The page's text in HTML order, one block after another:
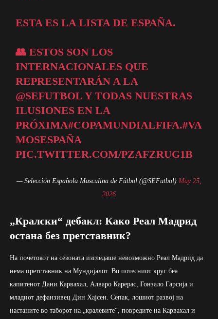
ESTA ES LA LISTA DE ESPAÑA.
👥 ESTOS SON LOS
INTERNACIONALES QUE
REPRESENTARÁN A LA
@SEFUTBOL Y TODAS NUESTRAS
ILUSIONES EN LA
PRÓXIMA#COPAMUNDIALFIFA.#VA
MOSESPAÑA
PIC.TWITTER.COM/PZAFZRUG1B
— Selección Española Masculina de Fútbol (@SEFutbol) May 25,
2026
„Кралски“ дебакл: Како Реал Мадрид
остана без претставник?
На почетокот на сезоната изгледаше невозможно Реал Мадрид да
нема претставник на Мундијалот. Во потесниот круг беа
капитенот Дани Карвахал, Алваро Карерас, Гонзало Гарсија и
младиот дефанзивец Дин Хајсен. Сепак, лошиот развој на
настаните во таборот на „кралевите“, повредите на Карвахал и